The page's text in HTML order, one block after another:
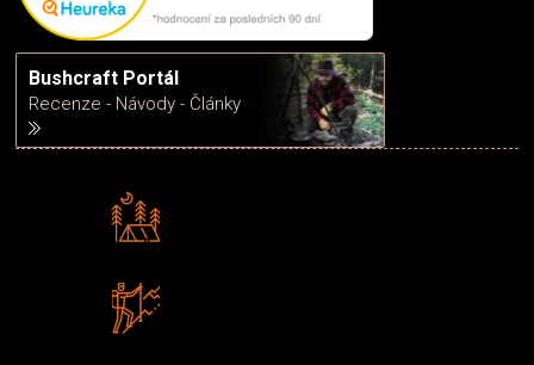
Bushcraft Portál
Recenze - Návody - Články